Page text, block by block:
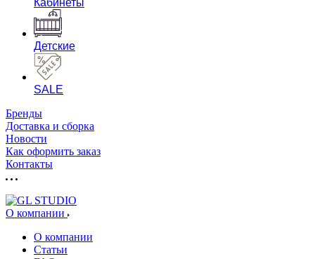
Кабинеты
Детские
SALE
Бренды
Доставка и сборка
Новости
Как оформить заказ
Контакты
О компании
О компании
Статьи